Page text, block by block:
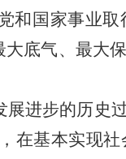
和国家事业
底气、最大
展进步的历史
在基本实现